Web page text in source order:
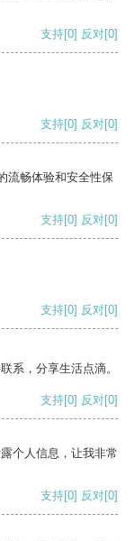
支持[0] 反对[0]
支持[0] 反对[0]
流畅体验和安全性保
支持[0] 反对[0]
支持[0] 反对[0]
系，分享生活点滴。
支持[0] 反对[0]
个人信息，让我非常
支持[0] 反对[0]